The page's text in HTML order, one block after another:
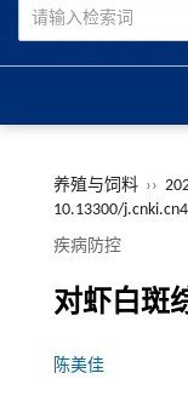
养殖与饲料 ››
10.13300/
疾病防控
对虾白斑
陈美佳